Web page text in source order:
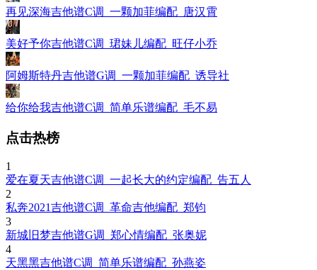
再见深海吉他谱C调_一颗加菲编配_唐汉霄
美好予你吉他谱C调_珺妹儿编配_旺仔小乔
阿姆斯特丹吉他谱G调_一颗加菲编配_诱导社
给你给我吉他谱C调_简单乐谱编配_毛不易
点击热榜
1
爱在夏天吉他谱C调_一起长大的约定编配_告五人
2
私奔2021吉他谱C调_革命吉他编配_郑钧
3
新城旧梦吉他谱G调_郑心情编配_张奥妮
4
天黑黑吉他谱C调_简单乐谱编配_孙燕姿